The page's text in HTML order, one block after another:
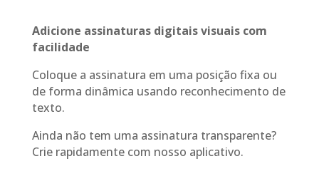
Adicione assinaturas digitais visuais com
facilidade
Coloque a assinatura em uma posição fixa ou
de forma dinâmica usando reconhecimento de
texto.
Ainda não tem uma assinatura transparente?
Crie rapidamente com nosso aplicativo.